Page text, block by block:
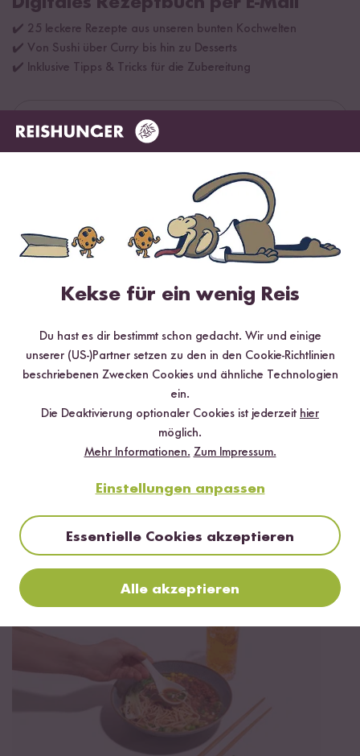
✔️ 25 leckere Rezepte aus unseren bunten Kochwelten
✔️ Von Sushi über Curry bis hin zu Desserts
✔️ Inklusive Tipps & Tricks für die Zubereitung
Jetzt sichern
*Das Digitale Rezeptbuch wird dir nach vollständiger Anmeldung zum Newsletter
Mehr Rezepte mit Bio Ramen Nudeln
Vegetarische Shoyu Ramen Suppe
Kekse für ein wenig Reis
Du hast es dir bestimmt schon gedacht. Wir und einige
unserer (US-)Partner setzen zu den in den Cookie-Richtlinien
beschriebenen Zwecken Cookies und ähnliche Technologien
ein.
Die Deaktivierung optionaler Cookies ist jederzeit hier
möglich.
Mehr Informationen. Zum Impressum.
Einstellungen anpassen
Essentielle Cookies akzeptieren
Alle akzeptieren